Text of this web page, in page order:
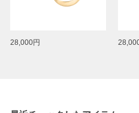
28,000円